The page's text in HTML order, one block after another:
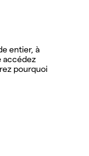
entier, à
accédez
pourquoi